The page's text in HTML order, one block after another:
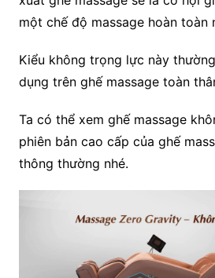
một chế độ massage hoàn toàn
Kiểu không trọng lực này
dụng trên ghế massage toàn
Ta có thể xem ghế massage
phiên bản cao cấp của ghế
thông thường nhé.